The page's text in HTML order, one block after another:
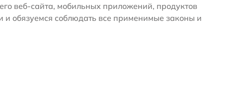
веб-сайта, мобильных приложений, продуктов
обязуемся соблюдать все применимые законы и